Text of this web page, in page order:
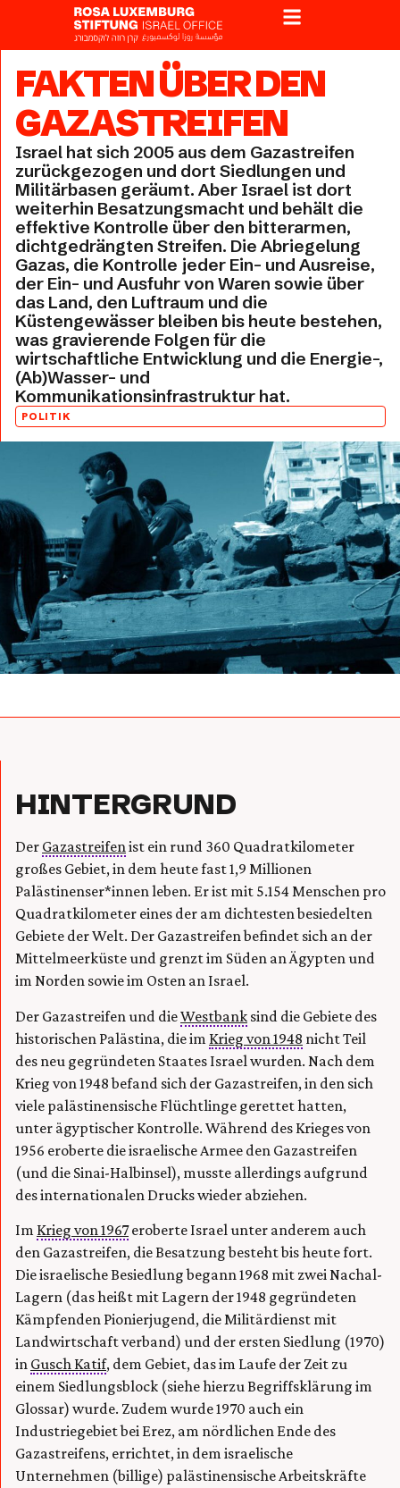
FAKTEN ÜBER DEN
GAZASTREIFEN
Israel hat sich 2005 aus dem Gazastreifen
zurückgezogen und dort Siedlungen und
Militärbasen geräumt. Aber Israel ist dort
weiterhin Besatzungsmacht und behält die
effektive Kontrolle über den bitterarmen,
dichtgedrängten Streifen. Die Abriegelung
Gazas, die Kontrolle jeder Ein- und Ausreise,
der Ein- und Ausfuhr von Waren sowie über
das Land, den Luftraum und die
Küstengewässer bleiben bis heute bestehen,
was gravierende Folgen für die
wirtschaftliche Entwicklung und die Energie-,
(Ab)Wasser- und
Kommunikationsinfrastruktur hat.
POLITIK
HINTERGRUND
Der Gazastreifenist ein rund 360 Quadratkilometer
großes Gebiet, in dem heute fast 1,9 Millionen
Palästinenser*innen leben. Er ist mit 5.154 Menschen pro
Quadratkilometer eines der am dichtesten besiedelten
Gebiete der Welt. Der Gazastreifen befindet sich an der
Mittelmeerküste und grenzt im Süden an Ägypten und
im Norden sowie im Osten an Israel.
Der Gazastreifen und dieWestbank sind die Gebiete des
historischen Palästina, die im Krieg von 1948 nicht Teil
des neu gegründeten Staates Israel wurden. Nach dem
Krieg von 1948 befand sich der Gazastreifen, in den sich
viele palästinensische Flüchtlinge gerettet hatten,
unter ägyptischer Kontrolle. Während des Krieges von
1956 eroberte die israelische Armee den Gazastreifen
(und die Sinai-Halbinsel), musste allerdings aufgrund
des internationalen Drucks wieder abziehen.
Im Krieg von 1967eroberte Israel unter anderem auch
den Gazastreifen, die Besatzung besteht bis heute fort.
Die israelische Besiedlung begann 1968 mit zwei Nachal-
Lagern (das heißt mit Lagern der 1948 gegründeten
Kämpfenden Pionierjugend, die Militärdienst mit
Landwirtschaft verband) und der ersten Siedlung (1970)
in Gusch Katif, dem Gebiet, das im Laufe der Zeit zu
einem Siedlungsblock (siehe hierzu Begriffsklärung im
Glossar) wurde. Zudem wurde 1970 auch ein
Industriegebiet bei Erez, am nördlichen Ende des
Gazastreifens, errichtet, in dem israelische
Unternehmen (billige) palästinensische Arbeitskräfte